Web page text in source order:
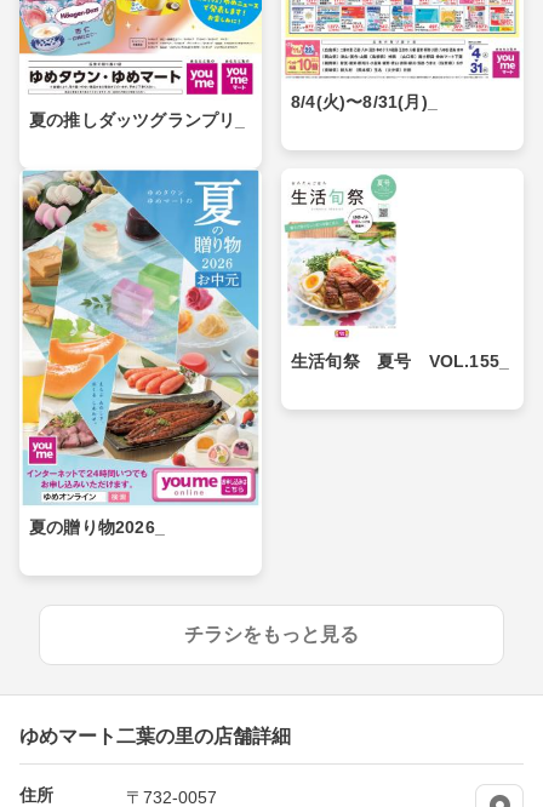
夏の推しダッツグランプリ_
8/4(火)〜8/31(月)_
夏の贈り物2026_
生活旬祭 夏号 VOL.155_
チラシをもっと見る
ゆめマート二葉の里の店舗詳細
住所
〒732-0057